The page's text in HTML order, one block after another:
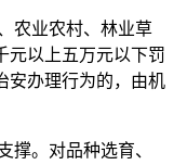
业农村、林业草
元以上五万元以下罚
安办理行为的，由机
。对品种选育、